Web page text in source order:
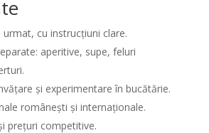
cu instrucțiuni clare.
aperitive, supe, feluri
și experimentare în bucătărie.
românești și internaționale.
prețuri competitive.